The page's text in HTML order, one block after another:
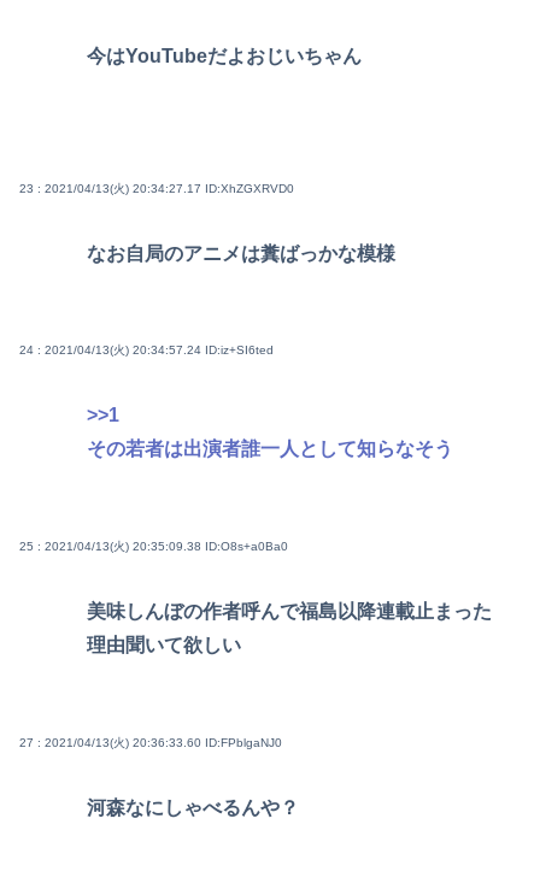
今はYouTubeだよおじいちゃん
23 : 2021/04/13(火) 20:34:27.17 ID:XhZGXRVD0
なお自局のアニメは糞ばっかな模様
24 : 2021/04/13(火) 20:34:57.24 ID:iz+SI6ted
>>1
その若者は出演者誰一人として知らなそう
25 : 2021/04/13(火) 20:35:09.38 ID:O8s+a0Ba0
美味しんぼの作者呼んで福島以降連載止まった
理由聞いて欲しい
27 : 2021/04/13(火) 20:36:33.60 ID:FPblgaNJ0
河森なにしゃべるんや？